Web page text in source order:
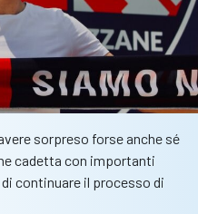
sorpreso forse anche sé
cadetta con importanti
continuare il processo di